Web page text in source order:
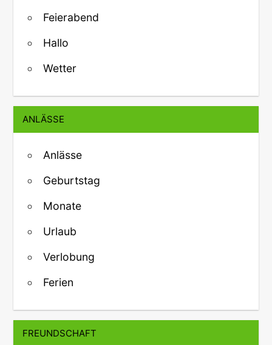
Feierabend
Hallo
Wetter
ANLÄSSE
Anlässe
Geburtstag
Monate
Urlaub
Verlobung
Ferien
FREUNDSCHAFT